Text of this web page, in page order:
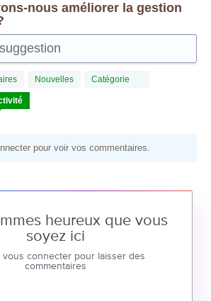
nous améliorer la gestion
Nouvelles Catégorie
pour voir vos commentaires.
heureux que vous
soyez ici
vous connecter pour laisser des
commentaires